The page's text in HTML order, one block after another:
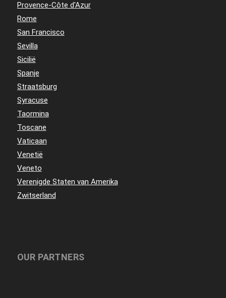
Provence-Côte d'Azur
Rome
San Francisco
Sevilla
Sicilië
Spanje
Straatsburg
Syracuse
Taormina
Toscane
Vaticaan
Venetië
Veneto
Verenigde Staten van Amerika
Zwitserland
OUR PARTNERS